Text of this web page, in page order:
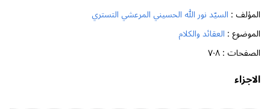
المؤلف : السيّد نور الله الحسيني المرعشي التستري
الموضوع : العقائد والكلام
الصفحات :٧٠٨
الاجزاء